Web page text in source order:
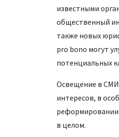
известными
общественный
также новых
pro bono могут
потенциальных
Освещение в СМИ
интересов, в
в целом.